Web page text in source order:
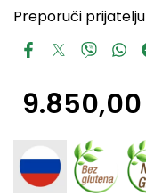
Preporuči prijatelju
9.850,00